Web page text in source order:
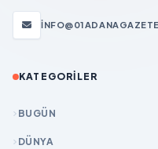
KATEGORILER
BUGÜN
DÜNYA